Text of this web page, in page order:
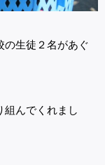
の生徒２名があぐ
組んでくれまし